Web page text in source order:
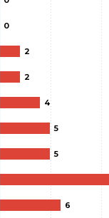
0
2
2
4
5
5
6